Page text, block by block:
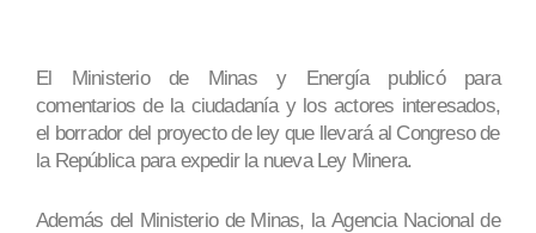
El Ministerio de Minas y Energía publicó para
comentarios de la ciudadanía y los actores interesados,
el borrador del proyecto de ley que llevará al Congreso de
la República para expedir la nueva Ley Minera.
Además del Ministerio de Minas, la Agencia Nacional de